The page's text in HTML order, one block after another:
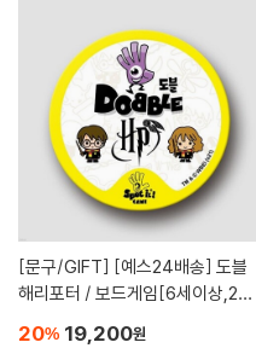
[문구/GIFT]
해리포터 / 보드게임[6세이상,2~8
20% 19,200원